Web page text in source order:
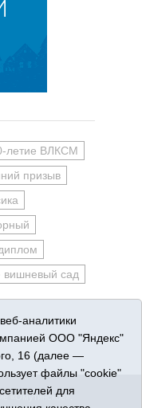
летие ВЛКСМ
призыв
вишневый сад
«Омутинское».
аналитики
ООО "Яндекс"
16 (далее —
файлы "cookie"
для